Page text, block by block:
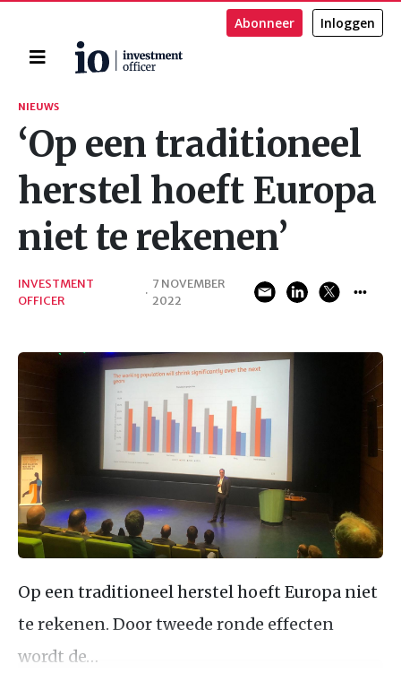
Home
Abonneer Inloggen
Zoeken
NIEUWS
‘Op een traditioneel
herstel hoeft Europa
niet te rekenen’
INVESTMENT
OFFICER
·
7 NOVEMBER
2022
Op een traditioneel herstel hoeft Europa niet
te rekenen. Door tweede ronde effecten
wordt de…